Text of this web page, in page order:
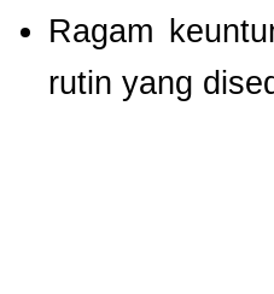
Ragam
rutin yang